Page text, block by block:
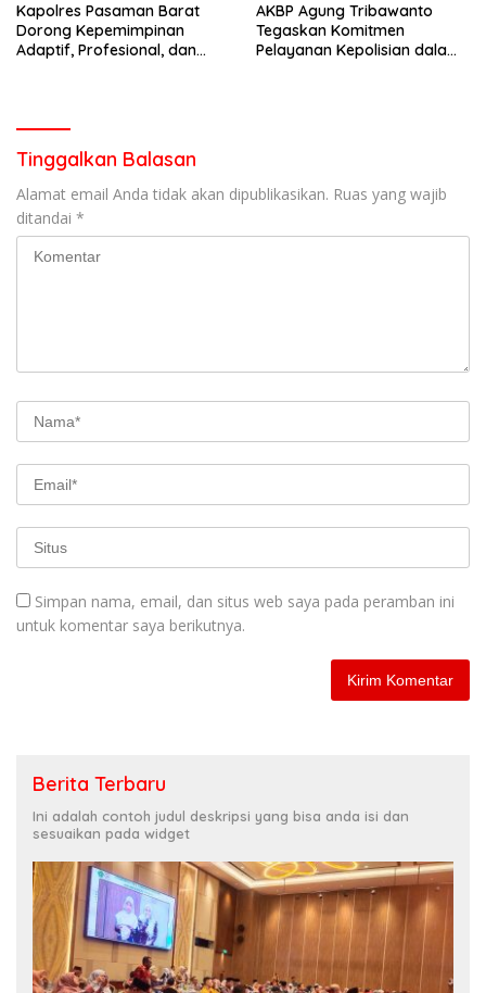
Kapolres Pasaman Barat
Dorong Kepemimpinan
Adaptif, Profesional, dan
AKBP Agung Tribawanto
Tegaskan Komitmen
Pelayanan Kepolisian dalam
Tinggalkan Balasan
Alamat email Anda tidak akan dipublikasikan. Ruas yang wajib
ditandai *
Simpan nama, email, dan situs web saya pada peramban ini
untuk komentar saya berikutnya.
Berita Terbaru
Ini adalah contoh judul deskripsi yang bisa anda isi dan
sesuaikan pada widget